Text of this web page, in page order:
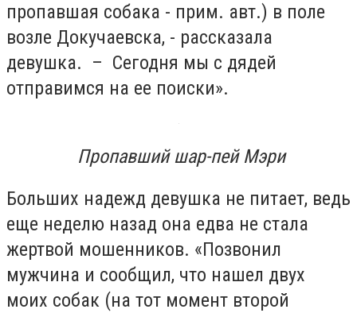
пропавшая собака - прим. авт.) в поле
возле Докучаевска, - рассказала
девушка. – Сегодня мы с дядей
отправимся на ее поиски».
Пропавший шар-пей Мэри
Больших надежд девушка не питает, ведь
еще неделю назад она едва не стала
жертвой мошенников. «Позвонил
мужчина и сообщил, что нашел двух
моих собак (на тот момент второй